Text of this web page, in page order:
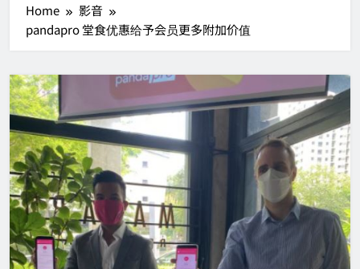
Home
影音
pandapro 堂食优惠给予会员更多附加价值